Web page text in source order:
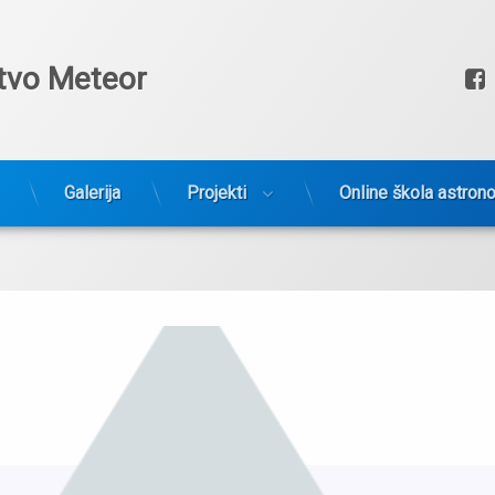
Meteor
Galerija Projekti Online škola